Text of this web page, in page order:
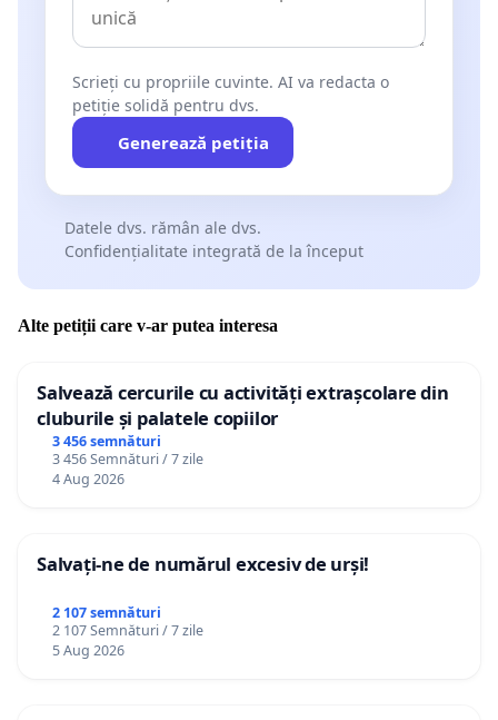
Scrieți cu propriile cuvinte. AI va redacta o
petiție solidă pentru dvs.
Generează petiția
Datele dvs. rămân ale dvs.
Confidențialitate integrată de la început
Alte petiții care v-ar putea interesa
Salvează cercurile cu activități extrașcolare din
cluburile și palatele copiilor
3 456 semnături
3 456 Semnături / 7 zile
4 Aug 2026
Salvați-ne de numărul excesiv de urși!
2 107 semnături
2 107 Semnături / 7 zile
5 Aug 2026